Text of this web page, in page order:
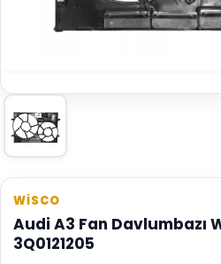
WİSCO
Audi A3 Fan Davlumbazı
3Q0121205